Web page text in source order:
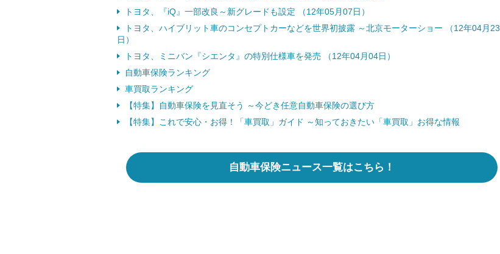
トヨタ、『iQ』一部改良～新グレードも設定 （12年05月07日）
トヨタ、ハイブリット車のコンセプトカーなどを世界初披露 ～北京モーターショー （12年04月23
日）
トヨタ、ミニバン『シエンタ』の特別仕様車を発売 （12年04月04日）
自動車保険ランキング
車買取ランキング
【特集】自動車保険を見直そう ～今どき任意自動車保険の選び方
【特集】これで安心・お得！「車買取」ガイド ～知っておきたい「車買取」お得な情報
自動車保険ニュース一覧はこちら！